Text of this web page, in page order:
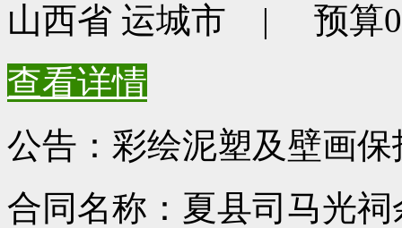
山西省 运城市 | 预算
查看详情
公告：彩绘泥塑及壁画
合同名称：夏县司马光